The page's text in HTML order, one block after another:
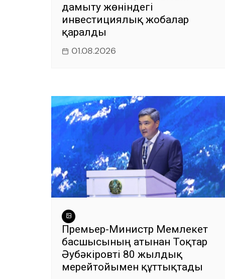
дамыту жөніндегі
инвестициялық жобалар
қаралды
01.08.2026
Премьер-Министр Мемлекет
басшысының атынан Тоқтар
Әубәкіровті 80 жылдық
мерейтойымен құттықтады